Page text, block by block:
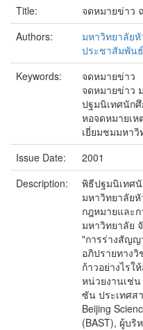
Title:
จดหมายข่าว
Authors:
มหาวิทยาลัยหั
ประชาสัมพันธ์
Keywords:
จดหมายข่าว
จดหมายข่าว
ปฐมนิเทศนัก
หอจดหมายเ
เยี่ยมชมมหาวิ
Issue Date:
2001
Description:
พิธีปฐมนิเทศ
มหาวิทยาลัยหั
กฎหมายและ
มหาวิทยาลัย
"การร่างสัญญ
อภิปรายทางวิ
ก้าวอย่างไรใ
หน่วยงานเช่
ซัน ประเทศ
Beijing
(BAST), ผู้บริ